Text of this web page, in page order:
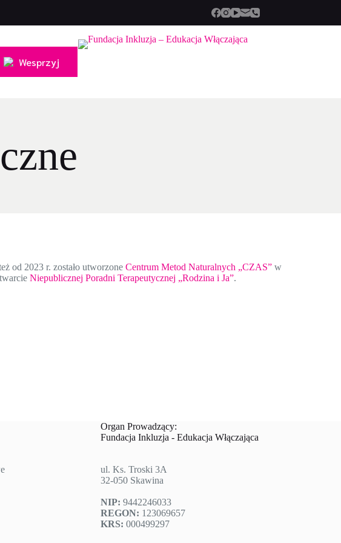
Wesprzyj
od 2023 r. zostało utworzoneCentrum Metod Naturalnych „CZAS” w
Niepublicznej Poradni Terapeutycznej „Rodzina i Ja”.
Organ Prowadzący:
Fundacja Inkluzja - Edukacja Włączająca
ul. Ks. Troski 3A
32-050 Skawina
NIP: 9442246033
REGON: 123069657
KRS: 000499297